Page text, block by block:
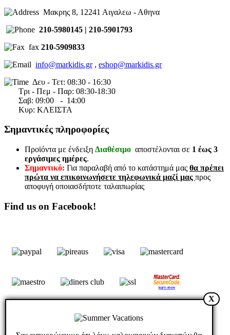
ΜΙΚΡΟΔΙΑΚΟΠΤΗΣ
(ΤΕΡΜΑΤΙΚΟΣ)
TW1014A 15A
125V/250V
Καλέστε μας!
Κωδικός είδους:I49RT-
TW1014A
Call us
Quick view
MICROSWITCH TERMINAL
TW101A 15A
125V/25
Καλέστε μας!
Κωδικός είδους:I49RT-TW101A
Quick view
Μακρης 8, 12241 Αιγαλεω - Αθηνα
210-5980145 | 210-5901793
fax 210-5909833
info@markidis.gr, eshop@markidis.gr
Δευ - Τετ: 08:30 - 16:30
Τρι - Πεμ - Παρ: 08:30-18:30
Σαβ: 09:00 - 14:00
Κυρ: ΚΛΕΙΣΤΑ
Σημαντικές πληροφορίες
Προϊόντα με ένδειξη Διαθέσιμο αποστέλονται σε 1 έως 3
εργάσιμες ημέρες.
Σημαντικό: Για παραλαβή από το κατάστημά μας θα πρέπει
πρώτα να επικοινωνήσετε τηλεφωνικά μαζί μας προς
αποφυγή οποιασδήποτε ταλαιπωρίας
Find us on Facebook!
X